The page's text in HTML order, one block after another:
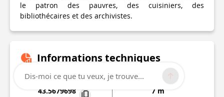
le patron des pauvres, des cuisiniers, des
bibliothécaires et des archivistes.
Informations techniques
Lat, Lng
43.5679698
Altitude
7 m
Dis-moi ce que tu veux, je trouve...